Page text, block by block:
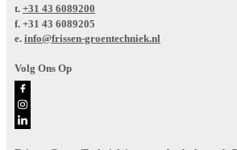
t. +31 43 6089200
f. +31 43 6089205
e. info@frissen-groentechniek.nl
Volg Ons Op